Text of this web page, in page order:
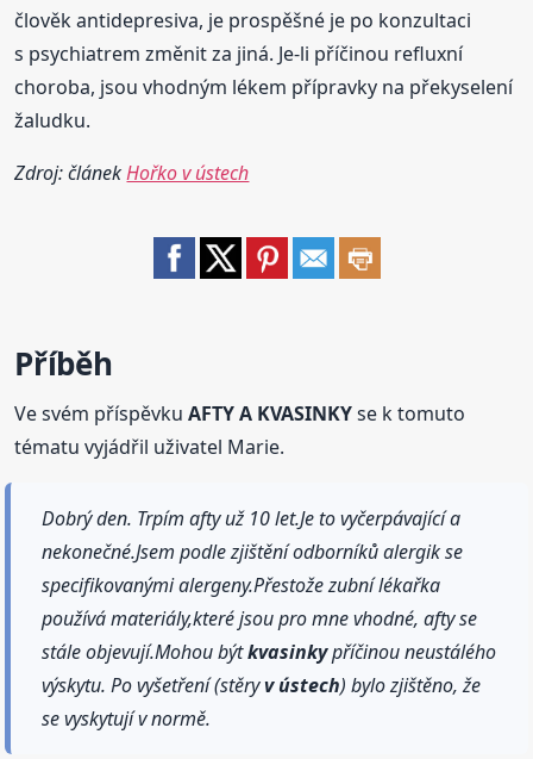
člověk antidepresiva, je prospěšné je po konzultaci
s psychiatrem změnit za jiná. Je-li příčinou refluxní
choroba, jsou vhodným lékem přípravky na překyselení
žaludku.
Zdroj: článekHořko v ústech
Příběh
Ve svém příspěvkuAFTY A KVASINKYse k tomuto
tématu vyjádřil uživatel Marie.
Dobrý den. Trpím afty už 10 let.Je to vyčerpávající a
nekonečné.Jsem podle zjištění odborníků alergik se
specifikovanými alergeny.Přestože zubní lékařka
používá materiály,které jsou pro mne vhodné, afty se
stále objevují.Mohou býtkvasinkypříčinou neustálého
výskytu. Po vyšetření (stěryv ústech) bylo zjištěno, že
se vyskytují v normě.